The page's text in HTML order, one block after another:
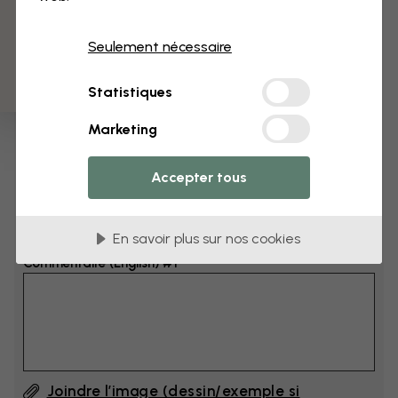
Ajoutez 6–10 cm à la largeur et à la hauteur
Ajouter un commentaire
Commentaire (English) #1
Joindre l’image (dessin/exemple si
Seulement nécessaire
Statistiques
Marketing
Accepter tous
En savoir plus sur nos cookies